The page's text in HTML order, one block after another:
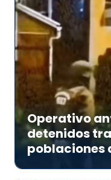
Operativo
detenidos
poblaciones